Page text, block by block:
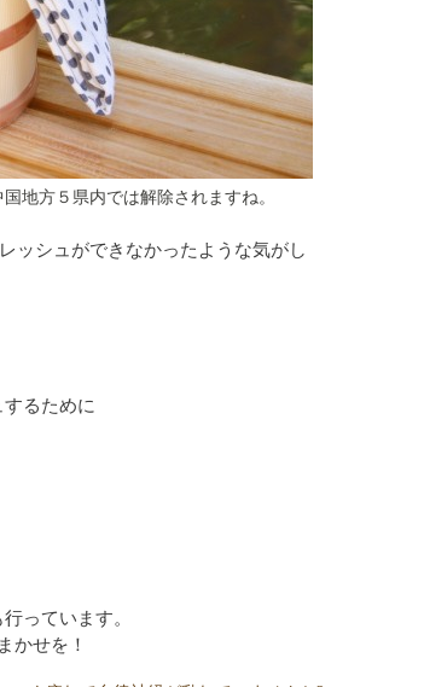
地方５県内では解除されますね。
ッシュができなかったような気がし
るために
っています。
かせを！